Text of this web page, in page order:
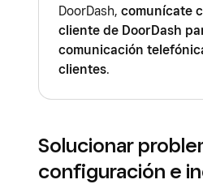
DoorDash, comunícate
cliente de DoorDash
comunicación
clientes.
Solucionar
configuración e